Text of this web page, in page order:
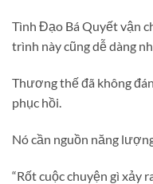
Tình Đạo Bá Quyết vận
trình này cũng dễ dàng
Thương thế đã không
phục hồi.
Nó cần nguồn năng
“Rốt cuộc chuyện gì xảy